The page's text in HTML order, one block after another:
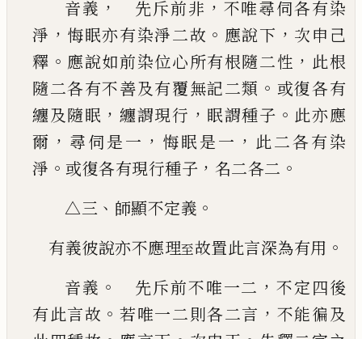
音義 ， 先斥前非 ， 不唯尋伺各有染
淨 ， 悔眠亦有染淨二故 。 應說下 ， 次申 己
釋 。 應說如前染位心所有根隨二性 ， 此根
隨二各有不善及有覆無記二類 。 或復各有
纏及隨眠 ，纏謂現行 ， 眠謂種子 。 此亦應
爾 ， 尋伺是一 ， 悔眠是一 ， 此二各有染
淨 。 或復各有現行種子 ， 名二各二 。
△三 、 師顯不定義 。
有義彼說亦不應理至故置此言深為有用 。
音義 。 先斥前不唯一二 ，不定四後
有此言故 。若唯一二則各二言 ， 不能徧及